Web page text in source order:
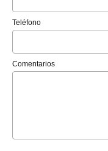
Teléfono
Comentarios